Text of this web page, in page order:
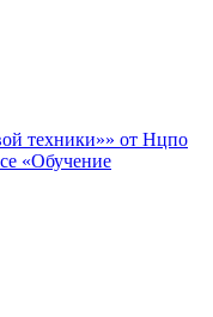
техники»» от Нцпо
«Обучение